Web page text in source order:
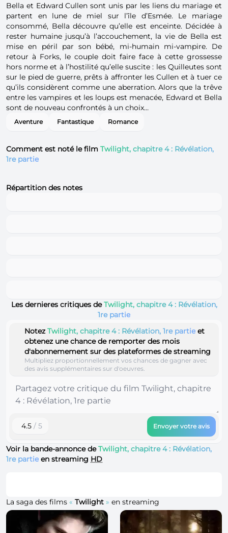
Bella et Edward Cullen sont unis par les liens du mariage et
partent en lune de miel sur l’île d’Esmée. Le mariage
consommé, Bella découvre qu’elle est enceinte. Décidée à
rester humaine jusqu’à l’accouchement, la vie de Bella est
mise en péril par son bébé, mi-humain mi-vampire. De
retour à Forks, le couple doit faire face à cette grossesse
hors norme et à l’hostilité qu’elle suscite : les Quilleutes sont
sur le pied de guerre, prêts à affronter les Cullen et à tuer ce
qu’ils considèrent comme une aberration. Alors que la trêve
entre les vampires et les loups est menacée, Edward et Bella
sont de nouveau confrontés à un choix…
Aventure Fantastique Romance
Comment est noté le film Twilight, chapitre 4 : Révélation,
1re partie
Répartition des notes
Les dernieres critiques deTwilight, chapitre 4 : Révélation,
1re partie
NotezTwilight, chapitre 4 : Révélation, 1re partie et
obtenez une chance de remporter des mois
d'abonnemement sur des plateformes de streaming
Multipliez proportionnellement vos chances de gagner avec
des avis supplémentaires sur d'oeuvres.
4.5 / 5 Envoyer votre avis
Voir la bande-annonce deTwilight, chapitre 4 : Révélation,
1re partie en streaming HD
La saga des films « Twilight » en streaming